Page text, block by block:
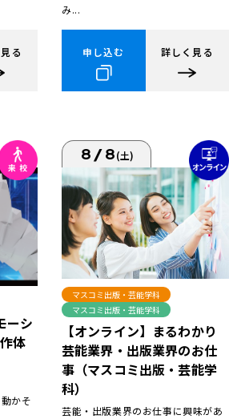
る
み...
申し込む 詳しく見る
ーシ
体
かそ
8/8(土)
マスコミ出版・芸能学科
マスコミ出版・芸能学科
【オンライン】まるわかり
芸能業界・出版業界のお仕
事（マスコミ出版・芸能学
科）
芸能・出版業界のお仕事に興味があ